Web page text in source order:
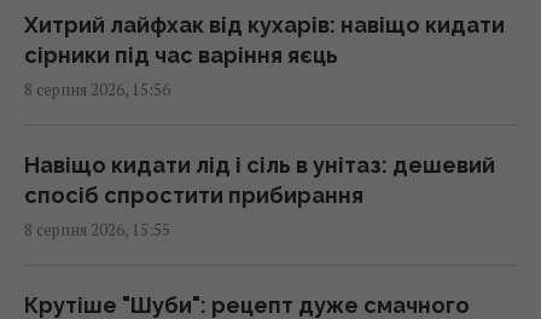
14:40 субота, 08 серпня 2026
"Королева": Сумська напередодні 60-річчя
14:31 субота, 08 серпня 2026
Може долати тисячі кілометрів над
крихітної бабки
Хитрий лайфхак від кухарів: навіщо кидати
сірники під час варіння яєць
8 серпня 2026, 15:56
Навіщо кидати лід і сіль в унітаз: дешевий
спосіб спростити прибирання
8 серпня 2026, 15:55
Крутіше "Шуби": рецепт дуже смачного